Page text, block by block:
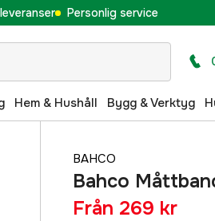
Personlig service
Hem & Hushåll Bygg & Verktyg
BAHCO
Bahco
Från 269 kr